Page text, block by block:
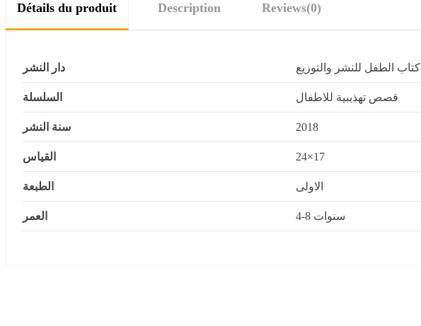
Détails du produit Description Reviews(0)
دار النشر كتاب الطفل للنشر والتوزيع
السلسلة قصص تهذيبية للاطفال
سنة النشر 2018
القياس 24×17
الطبعة الاولى
العمر 4-8 سنوات